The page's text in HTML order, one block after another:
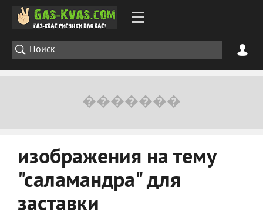
изображения на тему
"саламандра" для
заставки